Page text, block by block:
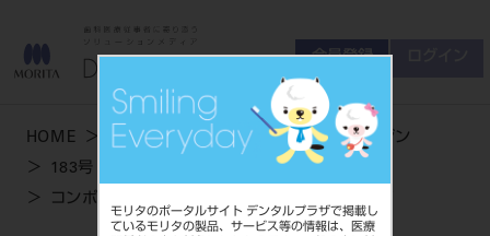
モリタのポータルサイト デンタルプラザで掲載し
ているモリタの製品、サービス等の情報は、医療
会員登録
HOME 学術・お役立ち情報
デンタルマガジン
183号 WINTER
コンポジットレジン2級修復の長期予後とリペア
お問い合わせ
商品について
セミナーについて
友の会について
会員登録 ログイン